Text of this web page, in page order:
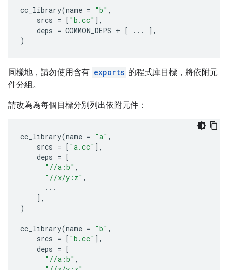
cc_library(name = "b" ,
srcs = [ "b.cc" ],
deps = COMMON_DEPS + [ ...
],
)
同樣地，請勿使用含有 exports 的程式庫目標，將依附元
件分組。
請改為為每個目標分別列出依附元件：
cc_library(name = "a" ,
srcs = [ "a.cc" ],
deps = [
"//a:b" ,
"//x/y:z" ,
...
],
)
cc_library(name = "b" ,
srcs = [ "b.cc" ],
deps = [
"//a:b" ,